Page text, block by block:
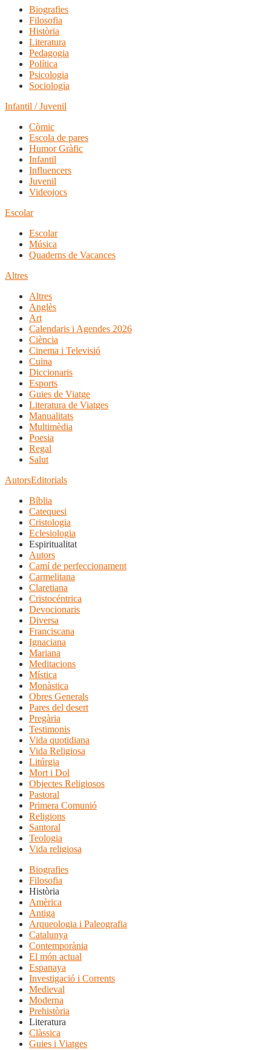
Biografies
Filosofia
Història
Literatura
Pedagogia
Política
Psicologia
Sociologia
Infantil / Juvenil
Còmic
Escola de pares
Humor Gràfic
Infantil
Influencers
Juvenil
Videojocs
Escolar
Escolar
Música
Quaderns de Vacances
Altres
Altres
Anglès
Art
Calendaris i Agendes 2026
Ciència
Cinema i Televisió
Cuina
Diccionaris
Esports
Guies de Viatge
Literatura de Viatges
Manualitats
Multimèdia
Poesia
Regal
Salut
AutorsEditorials
Bíblia
Catequesi
Cristologia
Eclesiologia
Espiritualitat
Autors
Camí de perfeccionament
Carmelitana
Claretiana
Cristocéntrica
Devocionaris
Diversa
Franciscana
Ignaciana
Mariana
Meditacions
Mística
Monàstica
Obres Generals
Pares del desert
Pregària
Testimonis
Vida quotidiana
Vida Religiosa
Litúrgia
Mort i Dol
Objectes Religiosos
Pastoral
Primera Comunió
Religions
Santoral
Teologia
Vida religiosa
Biografies
Filosofia
Història
Amèrica
Antiga
Arqueologia i Paleografia
Catalunya
Contemporània
El món actual
Espanaya
Investigació i Corrents
Medieval
Moderna
Prehistòria
Literatura
Clàssica
Guies i Viatges